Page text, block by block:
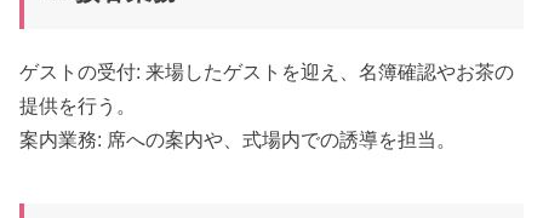
ゲストの受付: 来場したゲストを迎え、名簿確認やお茶の
提供を行う。
案内業務: 席への案内や、式場内での誘導を担当。